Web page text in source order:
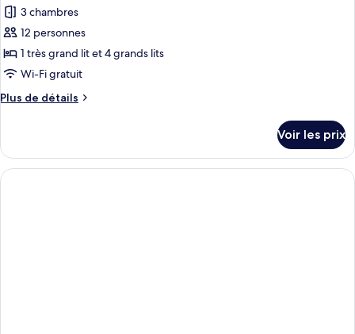
»,
chambre
(King)
pour
ce
type
de
chambre :
Penthouse,
(Dusit)
3 chambres
12 personnes
1 très grand lit et 4 grands lits
Wi-Fi gratuit
Plus de détails
Plus
le
type
de
Voir les prix